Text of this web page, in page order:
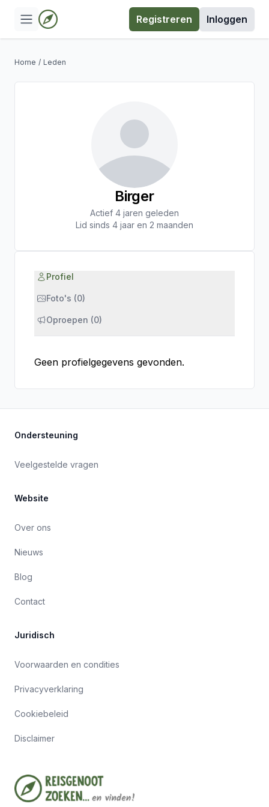
Registreren Inloggen
Home / Leden
Birger
Actief 4 jaren geleden
Lid sinds 4 jaar en 2 maanden
Profiel
Foto's (0)
Oproepen (0)
Geen profielgegevens gevonden.
Ondersteuning
Veelgestelde vragen
Website
Over ons
Nieuws
Blog
Contact
Juridisch
Voorwaarden en condities
Privacyverklaring
Cookiebeleid
Disclaimer